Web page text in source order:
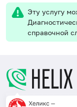
Эту услугу
справочной